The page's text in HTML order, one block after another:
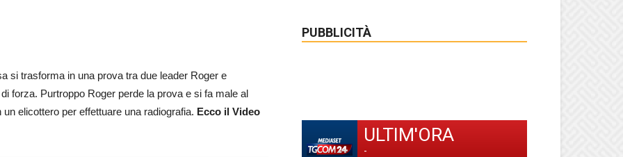
si trasforma in una prova tra due leader Roger e
forza. Purtroppo Roger perde la prova e si fa male al
elicottero per effettuare una radiografia. Ecco il Video
PUBBLICITÀ
ULTIM'ORA
-